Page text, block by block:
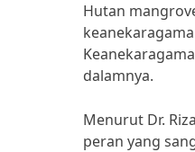
Hutan
dalamnya.
Menurut Dr.
peran yang